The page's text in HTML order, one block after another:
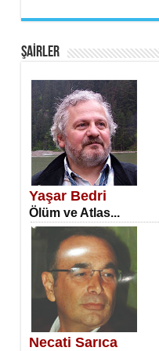
SATILMIŞ ÜMİT
Erkenlik...
NECLA DİLEK
Öğretmenler Günü
ŞAİRLER
Yaşar Bedri
Ölüm ve Atlas...
Necati Sarıca